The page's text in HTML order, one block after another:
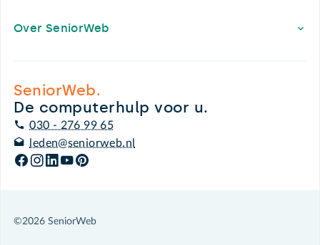
Over SeniorWeb
SeniorWeb.
De computerhulp voor u.
030 - 276 99 65
leden@seniorweb.nl
©2026 SeniorWeb